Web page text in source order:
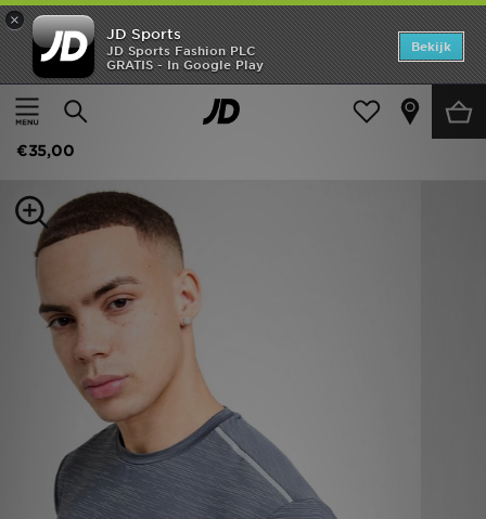
×
JD Sports
JD Sports Fashion PLC
GRATIS - In Google Play
Bekijk
Thuis
Heren Herenkleding
Technicals Fleck T-Shirt
€35,00
Home
Offers
Dames
Kids
Collecties
Voetbal
Merken